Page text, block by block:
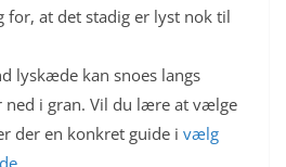
for, at det stadig er lyst nok til
lyskæde kan snoes langs
ned i gran. Vil du lære at vælge
der en konkret guide i vælg